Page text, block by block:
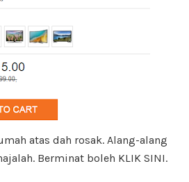
atas dah rosak. Alang-alang
Berminat boleh KLIK SINI.